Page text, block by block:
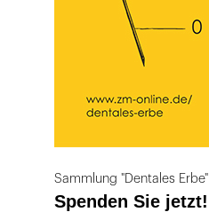
Sammlung "Dentales Erbe"
Spenden Sie jetzt!